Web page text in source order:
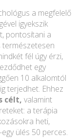
a megfelelő
igyekszik
pontosítani a
természetesen
fél úgy érzi,
egy
10 alkalomtól
terjedhet. Ehhez
célt, valamint
a terápia
heti,
ülés 50 perces.